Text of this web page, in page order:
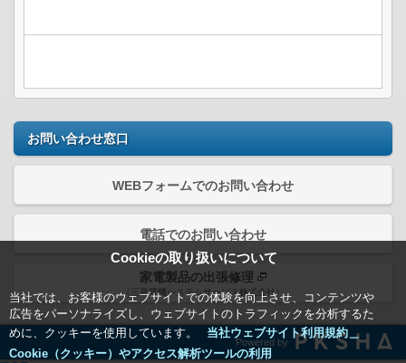
Cookieの取り扱いについて
当社では、お客様のウェブサイトでの体験を向上させ、コンテンツや
広告をパーソナライズし、ウェブサイトのトラフィックを分析するた
めに、クッキーを使用しています。
当社ウェブサイト利用規約＿
Cookie（クッキー）やアクセス解析ツールの利用
お問い合わせ窓口
WEBフォームでのお問い合わせ
電話でのお問い合わせ
家電製品の出張修理
（三菱電機システムサービス株式会社）
Powered by